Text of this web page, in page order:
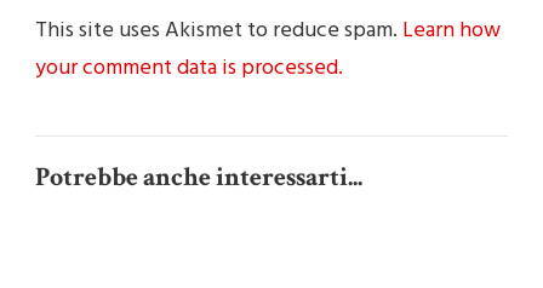
This site uses Akismet to reduce spam. Learn how
your comment data is processed.
Potrebbe anche interessarti...